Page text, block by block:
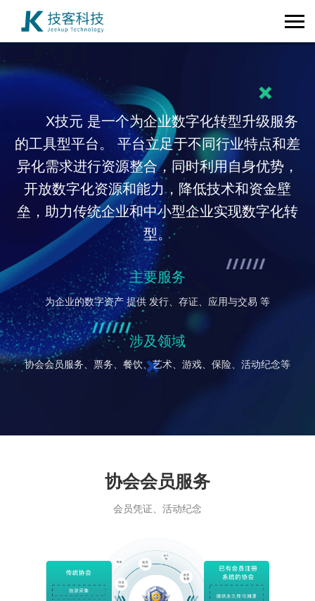
X技元 是一个为企业数字化转型升级服务
的工具型平台。 平台立足于不同行业特点和差
异化需求进行资源整合，同时利用自身优势，
开放数字化资源和能力，降低技术和资金壁
垒，助力传统企业和中小型企业实现数字化转
型。
主要服务
为企业的数字资产 提供 发行、存证、应用与交易 等
涉及领域
协会会员服务、票务、餐饮、艺术、游戏、保险、活动纪念等
协会会员服务
会员凭证、活动纪念